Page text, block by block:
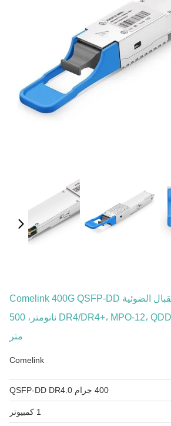
وحدة الإرسال والاستقبال الضوئية Comelink 400G QSFP-DD
DR4/DR4+، MPO-12، QDD-400G-DR4، 1310 نانومتر، 500
Comelink